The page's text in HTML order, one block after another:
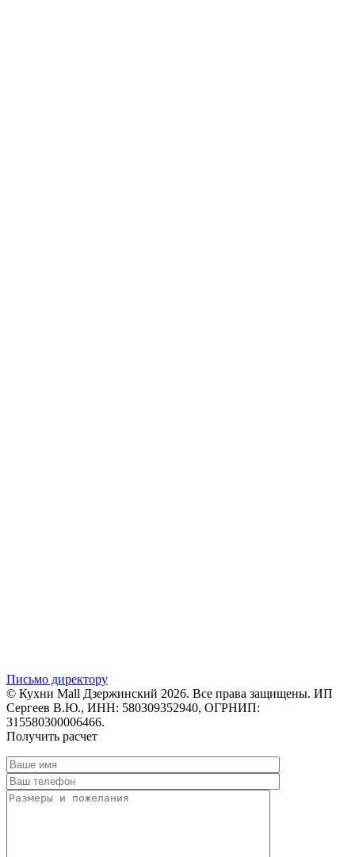
Письмо директору
© Кухни Mall Дзержинский 2026. Все права защищены. ИП
Сергеев В.Ю., ИНН: 580309352940, ОГРНИП:
315580300006466.
Получить расчет